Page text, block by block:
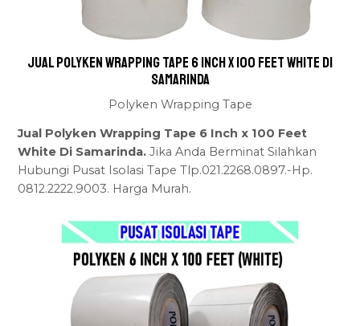
Jual Polyken Wrapping Tape 6 Inch x 100 Feet White Di
Samarinda
Polyken Wrapping Tape
Jual Polyken Wrapping Tape 6 Inch x 100 Feet
White Di Samarinda. Jika Anda Berminat Silahkan
Hubungi Pusat Isolasi Tape Tlp.021.2268.0897.-Hp.
0812.2222.9003. Harga Murah.